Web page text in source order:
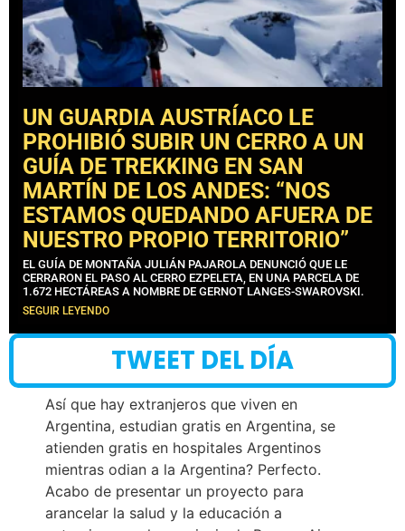
UN GUARDIA AUSTRÍACO LE
PROHIBIÓ SUBIR UN CERRO A UN
GUÍA DE TREKKING EN SAN
MARTÍN DE LOS ANDES: “NOS
ESTAMOS QUEDANDO AFUERA DE
NUESTRO PROPIO TERRITORIO”
EL GUÍA DE MONTAÑA JULIÁN PAJAROLA DENUNCIÓ QUE LE
CERRARON EL PASO AL CERRO EZPELETA, EN UNA PARCELA DE
1.672 HECTÁREAS A NOMBRE DE GERNOT LANGES-SWAROVSKI.
SEGUIR LEYENDO
TWEET DEL DÍA
Así que hay extranjeros que viven en
Argentina, estudian gratis en Argentina, se
atienden gratis en hospitales Argentinos
mientras odian a la Argentina? Perfecto.
Acabo de presentar un proyecto para
arancelar la salud y la educación a